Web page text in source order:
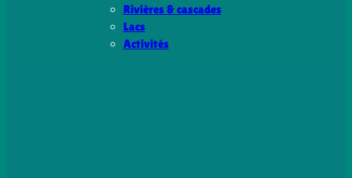
Rivières & cascades
Lacs
Activités